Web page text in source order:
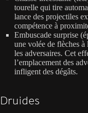
tourelle qui tire
lance des projectiles
compétence à
Embuscade surprise
une volée de flèches à
les adversaires. Cet
l’emplacement des
infligent des dégâts.
Druides